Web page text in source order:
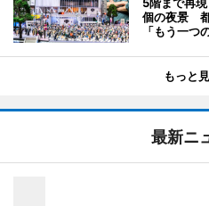
個の夜景
「もう一つ
もっと
最新ニ